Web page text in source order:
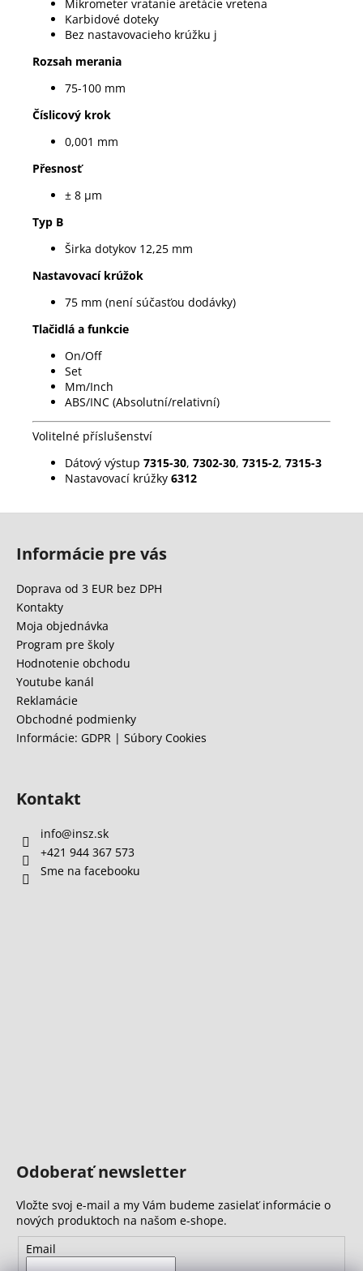
Mikrometer vratanie aretácie vretena
Karbidové doteky
Bez nastavovacieho krúžku j
Rozsah merania
75-100 mm
Číslicový krok
0,001 mm
Přesnosť
± 8 µm
Typ B
Širka dotykov 12,25 mm
Nastavovací krúžok
75 mm (není súčasťou dodávky)
Tlačidlá a funkcie
On/Off
Set
Mm/Inch
ABS/INC (Absolutní/relativní)
Volitelné příslušenství
Dátový výstup 7315-30, 7302-30, 7315-2, 7315-3
Nastavovací krúžky 6312
Informácie pre vás
Doprava od 3 EUR bez DPH
Kontakty
Moja objednávka
Program pre školy
Hodnotenie obchodu
Youtube kanál
Reklamácie
Obchodné podmienky
Informácie: GDPR | Súbory Cookies
Kontakt
info@insz.sk
+421 944 367 573
Sme na facebooku
Odoberať newsletter
Vložte svoj e-mail a my Vám budeme zasielať informácie o
nových produktoch na našom e-shope.
Email